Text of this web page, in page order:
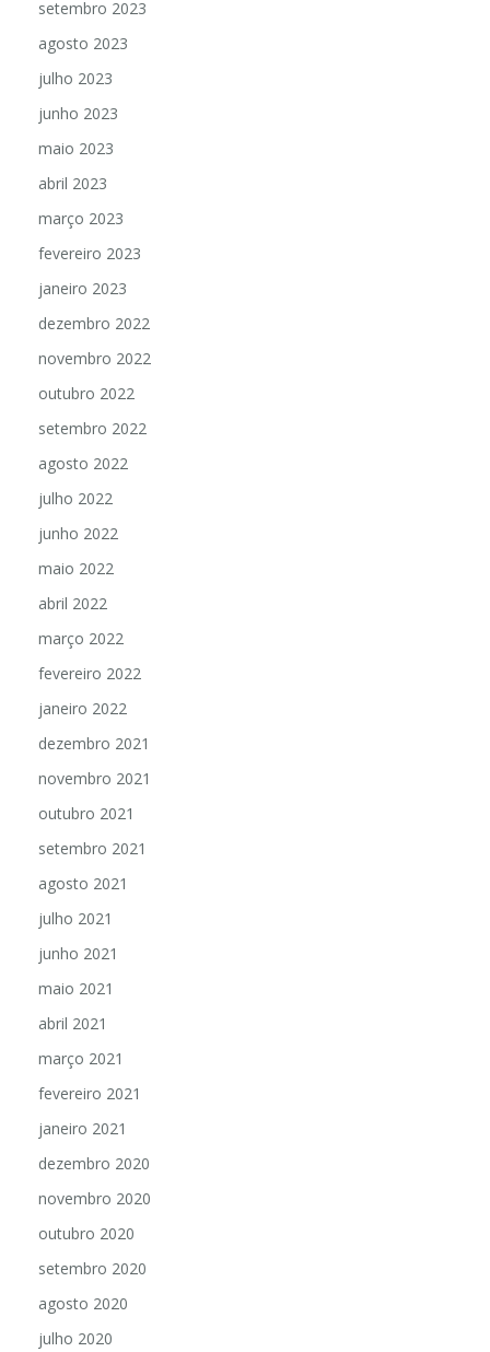
setembro 2023
agosto 2023
julho 2023
junho 2023
maio 2023
abril 2023
março 2023
fevereiro 2023
janeiro 2023
dezembro 2022
novembro 2022
outubro 2022
setembro 2022
agosto 2022
julho 2022
junho 2022
maio 2022
abril 2022
março 2022
fevereiro 2022
janeiro 2022
dezembro 2021
novembro 2021
outubro 2021
setembro 2021
agosto 2021
julho 2021
junho 2021
maio 2021
abril 2021
março 2021
fevereiro 2021
janeiro 2021
dezembro 2020
novembro 2020
outubro 2020
setembro 2020
agosto 2020
julho 2020